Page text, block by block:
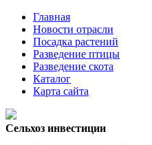
Главная
Новости отрасли
Посадка растений
Разведение птицы
Разведение скота
Каталог
Карта сайта
Сельхоз инвестиции